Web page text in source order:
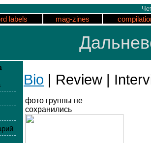
labels mag-zines
Bio | Review |
фото группы не
сохранились